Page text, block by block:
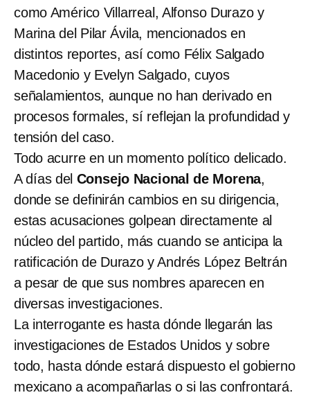
como Américo Villarreal, Alfonso Durazo y
Marina del Pilar Ávila, mencionados en
distintos reportes, así como Félix Salgado
Macedonio y Evelyn Salgado, cuyos
señalamientos, aunque no han derivado en
procesos formales, sí reflejan la profundidad y
tensión del caso.
Todo acurre en un momento político delicado.
A días del Consejo Nacional de Morena,
donde se definirán cambios en su dirigencia,
estas acusaciones golpean directamente al
núcleo del partido, más cuando se anticipa la
ratificación de Durazo y Andrés López Beltrán
a pesar de que sus nombres aparecen en
diversas investigaciones.
La interrogante es hasta dónde llegarán las
investigaciones de Estados Unidos y sobre
todo, hasta dónde estará dispuesto el gobierno
mexicano a acompañarlas o si las confrontará.